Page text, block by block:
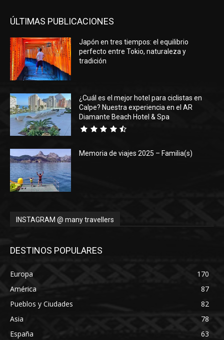
ÚLTIMAS PUBLICACIONES
Japón en tres tiempos: el equilibrio
perfecto entre Tokio, naturaleza y
tradición
¿Cuál es el mejor hotel para ciclistas en
Calpe? Nuestra experiencia en el AR
Diamante Beach Hotel & Spa
Memoria de viajes 2025 – Familia(s)
INSTAGRAM @ many travellers
DESTINOS POPULARES
Europa
170
América
87
Pueblos y Ciudades
82
Asia
78
España
63